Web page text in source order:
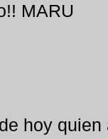
MARU
hoy